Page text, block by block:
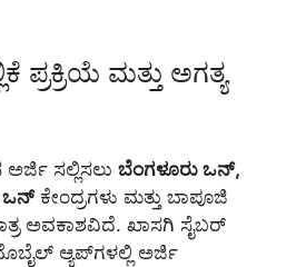
ಪ್ರಕ್ರಿಯೆ ಮತ್ತು ಅಗತ್ಯ
ಸಲ್ಲಿಸಲು ಬೆಂಗಳೂರು ಒನ್,
ಒನ್ಕೇಂದ್ರಗಳು ಮತ್ತು ಬಾಪೂಜಿ
ಅವಕಾಶವಿದೆ. ಖಾಸಗಿ ಸೈಬರ್
ಆ್ಯಪ್‌ಗಳಲ್ಲಿ ಅರ್ಜಿ